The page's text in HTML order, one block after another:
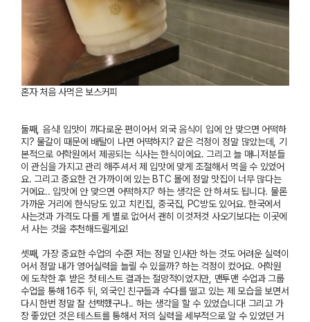
혼자 처음 사먹은 보스커피
둘째 음식! 입맛이 까다로운 편이어서 외국 음식이 입에 안 맞으면 어떡하
지 ? 물갈이 때문에 배탈이 나면 어떡하지 ?같은 걱정이 정말 많았는데
기
본적으로 어학원에서 제공되는 식사는 한식이에요. 그리고 늘 매니저분들
이 관심을 가지고 관리 해주셔서 제 입맛에 맞게 조절해서 먹을 수 있었어
요. 그리고 중요한 건 가까이에 있는 BTC 몰에 정말 맛집이 너무 많다는
거에요.. 입맛에 안 맞으면 어떡하지?하는 생각은 안 하셔도 됩니다. 물론
가까운 거리에 한식당도 있고 치킨집 중국집 , PC방도 있어요. 한국에서
사는것과 가격도 다를 게 별로 없어서 괜히 이것저것 사오기보다는 이곳에
서 사는 것을 추천해드릴게요!
셋째 가장 중요한 수업의 수준! 저는 정말 인사만 하는 것도 어려운 실력이
어서 정말 내가 영어실력을 늘릴 수 있을까?하는 걱정이 컸어요. 어학원
에 도착한 후 받은 첫 테스트 결과는 절망적이었지만 맨투맨 수업과 그룹
수업을 통해 16주 뒤 ,외국인 친구들과 수다를 떨고 있는 제 모습을 보면서
다시 한번 정말 잘 선택했구나..하는 생각을 할 수 있었습니다! 그리고 가
장 좋았던 것은 테스트를 통해서 저의 실력을 세부적으로 알 수 있었던 거